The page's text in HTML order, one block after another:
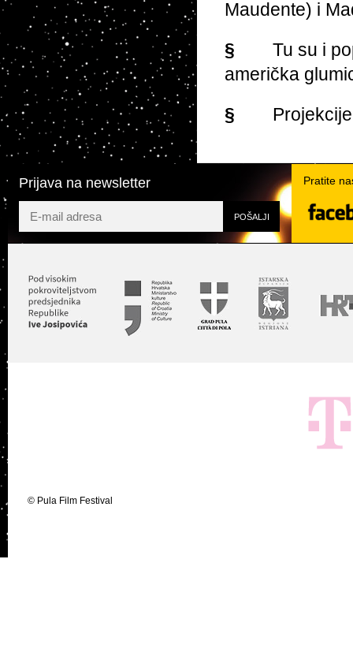
Maudente) i
§ Tu su i
američka
§
Prijava na newsletter Pratite
Facebook YouTube
© Pula Film Festival